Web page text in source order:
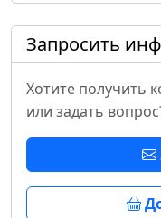
Запросить
Хотите получить
или задать